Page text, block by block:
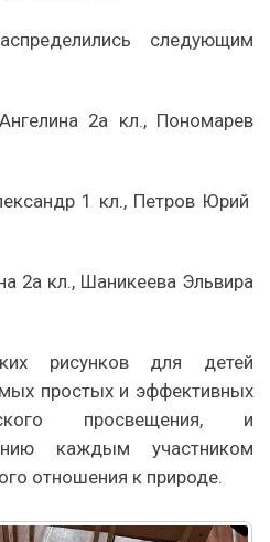
следующим
2а кл., Пономарев
1 кл., Петров Юрий
2а кл., Шаникеева Эльвира
рисунков для детей
простых и эффективных
просвещения, и
каждым участником
отношения к природе.